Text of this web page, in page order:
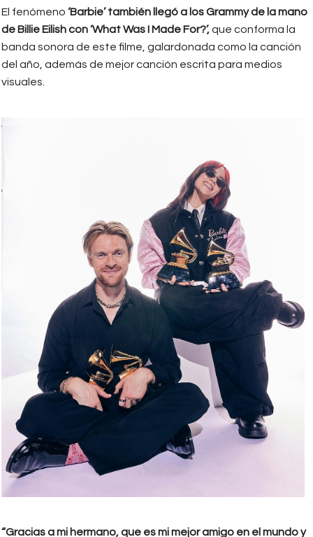
El fenómeno ‘Barbie’ también llegó a los Grammy de la mano
de Billie Eilish con ‘What Was I Made For?’,que conforma la
banda sonora de este filme, galardonada como la canción
del año, además de mejor canción escrita para medios
visuales.
billie_elish.jpg
“Gracias a mi hermano, que es mi mejor amigo en el mundo y